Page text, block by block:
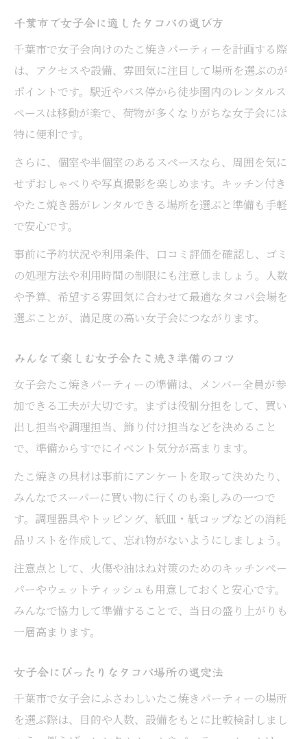
手軽に叶う華やか女子会たこ焼き体験
女子会たこ焼きを手軽に楽しむ準備の流れ
華やか女子会におすすめのたこ焼き体験法
気軽に始める女子会たこ焼きパーティーの
コツ
女子会で盛り上がるたこ焼き体験の楽しみ
方
千葉市で叶う本格派女子会たこ焼きエピソ
ード
女子同士の交流にぴったりなパーティ空間
女子会に最適な交流型たこ焼き空間の魅力
友達と楽しむ女子会たこ焼きパーティーの
工夫
女子会で交流が深まるパーティールーム活
くつろぎ空間で女子会たこ焼きを満喫する
方法
女子会を彩るパーティ空間演出のポイント
盛り上げるなら千葉市のセルフたこ焼き
女子会で人気のセルフたこ焼き体験の魅力
セルフたこ焼きで女子会が盛り上がる理由
千葉市女子会で楽しむセルフたこ焼きのコ
ツ
女子会向けセルフたこ焼きのおすすめポイ
ント
みんなで焼いて味わう女子会たこ焼き体験
談
千葉市で女子会に適したタコパの選び方
千葉市で女子会向けのたこ焼きパーティーを計画する際
は、アクセスや設備、雰囲気に注目して場所を選ぶのが
ポイントです。駅近やバス停から徒歩圏内のレンタルス
ペースは移動が楽で、荷物が多くなりがちな女子会には
特に便利です。
さらに、個室や半個室のあるスペースなら、周囲を気に
せずおしゃべりや写真撮影を楽しめます。キッチン付き
やたこ焼き器がレンタルできる場所を選ぶと準備も手軽
で安心です。
事前に予約状況や利用条件、口コミ評価を確認し、ゴミ
の処理方法や利用時間の制限にも注意しましょう。人数
や予算、希望する雰囲気に合わせて最適なタコパ会場を
選ぶことが、満足度の高い女子会につながります。
みんなで楽しむ女子会たこ焼き準備のコツ
女子会たこ焼きパーティーの準備は、メンバー全員が参
加できる工夫が大切です。まずは役割分担をして、買い
出し担当や調理担当、飾り付け担当などを決めること
で、準備からすでにイベント気分が高まります。
たこ焼きの具材は事前にアンケートを取って決めたり、
みんなでスーパーに買い物に行くのも楽しみの一つで
す。調理器具やトッピング、紙皿・紙コップなどの消耗
品リストを作成して、忘れ物がないようにしましょう。
注意点として、火傷や油はね対策のためのキッチンペー
パーやウェットティッシュも用意しておくと安心です。
みんなで協力して準備することで、当日の盛り上がりも
一層高まります。
女子会にぴったりなタコパ場所の選定法
千葉市で女子会にふさわしいたこ焼きパーティーの場所
を選ぶ際は、目的や人数、設備をもとに比較検討しまし